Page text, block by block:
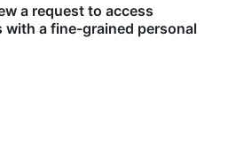
a request to access
a fine-grained personal